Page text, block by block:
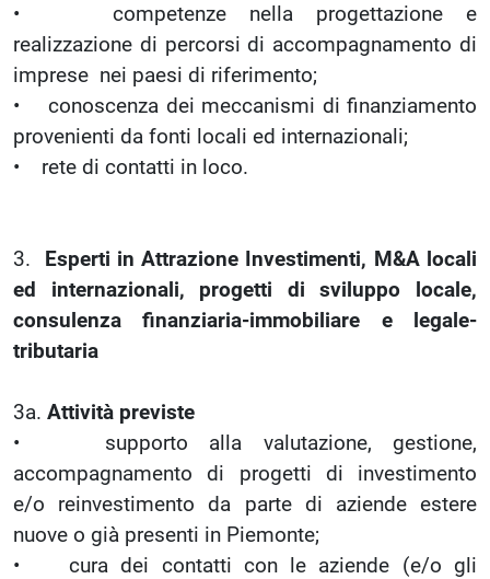
• competenze nella progettazione e
realizzazione di percorsi di accompagnamento di
imprese nei paesi di riferimento;
• conoscenza dei meccanismi di finanziamento
provenienti da fonti locali ed internazionali;
• rete di contatti in loco.
3. Esperti in Attrazione Investimenti, M&A locali
ed internazionali, progetti di sviluppo locale,
consulenza finanziaria-immobiliare e legale-
tributaria
3a. Attività previste
• supporto alla valutazione, gestione,
accompagnamento di progetti di investimento
e/o reinvestimento da parte di aziende estere
nuove o già presenti in Piemonte;
• cura dei contatti con le aziende (e/o gli